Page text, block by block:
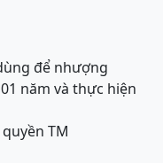
để nhượng
năm và thực hiện
TM